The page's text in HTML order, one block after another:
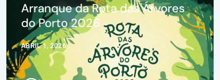
Arranque da Rota das Árvores
do Porto 2026
ABRIL 1, 2026